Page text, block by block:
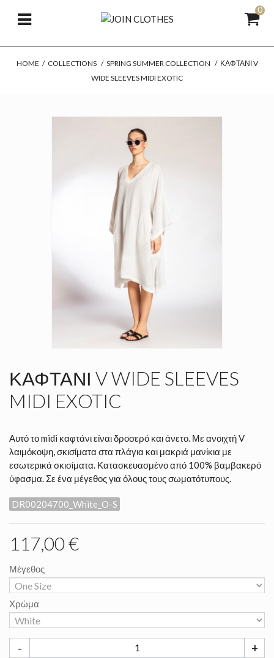
0
HOME / COLLECTIONS / SPRING SUMMER COLLECTION / ΚΑΦΤΆΝΙ V
WIDE SLEEVES MIDI EXOTIC
ΚΑΦΤΆΝΙ V WIDE SLEEVES
MIDI EXOTIC
Αυτό το midi καφτάνι είναι δροσερό και άνετο. Με ανοιχτή V
λαιμόκοψη, σκισίματα στα πλάγια και μακριά μανίκια με
εσωτερικά σκισίματα. Κατασκευασμένο από 100% βαμβακερό
ύφασμα. Σε ένα μέγεθος για όλους τους σωματότυπους.
DR00204700_White_O-S
117,00 €
Μέγεθος
Χρώμα
- +